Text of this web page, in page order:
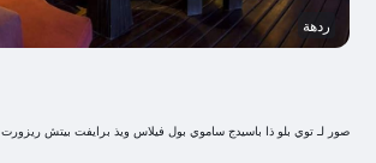
ردهة
صور لـ توي بلو ذا باسيدج ساموي بول فيلاس ويذ برايفت بيتش ريزورت